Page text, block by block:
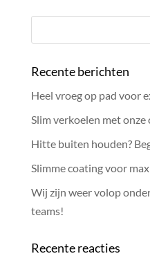
Recente berichten
Heel vroeg op pad voor
Slim verkoelen met onze
Hitte buiten houden?
Slimme coating voor
Wij zijn weer volop
teams!
Recente reacties